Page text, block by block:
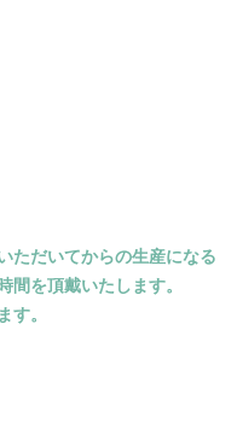
ただいてからの生産になる
間を頂戴いたします。
す。